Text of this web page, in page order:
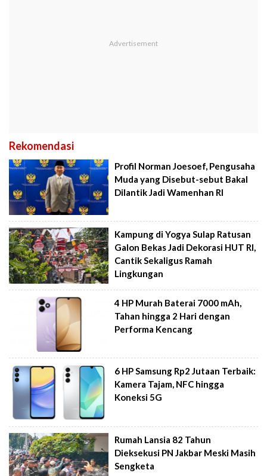
Rekomendasi
Profil Norman Joesoef, Pengusaha
Muda yang Disebut-sebut Bakal
Dilantik Jadi Wamenhan RI
Kampung di Yogya Sulap Ratusan
Galon Bekas Jadi Dekorasi HUT RI,
Cantik Sekaligus Ramah
Lingkungan
4 HP Murah Baterai 7000 mAh,
Tahan hingga 2 Hari dengan
Performa Kencang
6 HP Samsung Rp2 Jutaan Terbaik:
Kamera Tajam, NFC hingga
Koneksi 5G
Rumah Lansia 82 Tahun
Dieksekusi PN Jakbar Meski Masih
Sengketa